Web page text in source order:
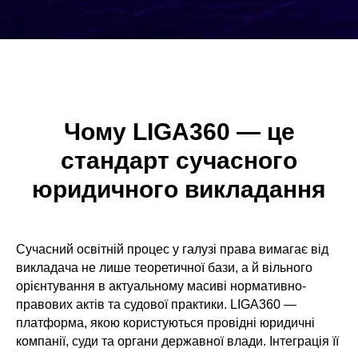
Чому LIGA360 — це
стандарт сучасного
юридичного викладання
Сучасний освітній процес у галузі права вимагає від
викладача не лише теоретичної бази, а й вільного
орієнтування в актуальному масиві нормативно-
правових актів та судової практики. LIGA360 —
платформа, якою користуються провідні юридичні
компанії, суди та органи державної влади. Інтеграція її